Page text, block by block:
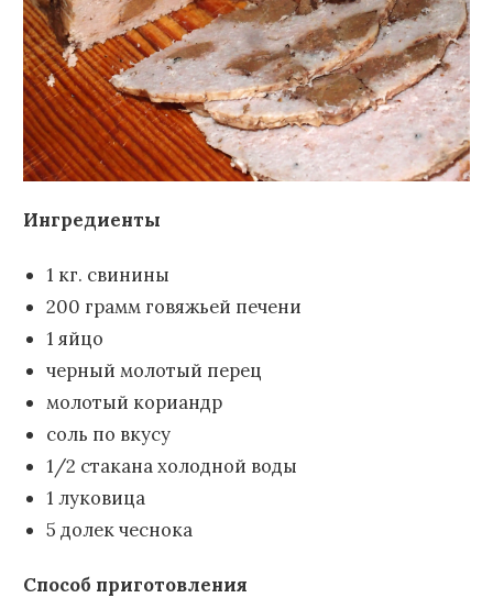
Ингредиенты
1 кг. свинины
200 грамм говяжьей печени
1 яйцо
черный молотый перец
молотый кориандр
соль по вкусу
1/2 стакана холодной воды
1 луковица
5 долек чеснока
Способ приготовления